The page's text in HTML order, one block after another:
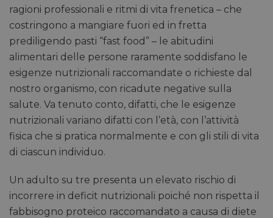
ragioni professionali e ritmi di vita frenetica – che
costringono a mangiare fuori ed in fretta
prediligendo pasti “fast food” – le abitudini
alimentari delle persone raramente soddisfano le
esigenze nutrizionali raccomandate o richieste dal
nostro organismo, con ricadute negative sulla
salute. Va tenuto conto, difatti, che le esigenze
nutrizionali variano difatti con l’età, con l’attività
fisica che si pratica normalmente e con gli stili di vita
di ciascun individuo.
Un adulto su tre presenta un elevato rischio di
incorrere in deficit nutrizionali poiché non rispetta il
fabbisogno proteico raccomandato a causa di diete